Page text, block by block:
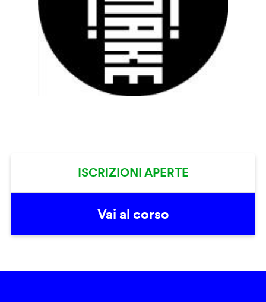
ISCRIZIONI APERTE
Vai al corso